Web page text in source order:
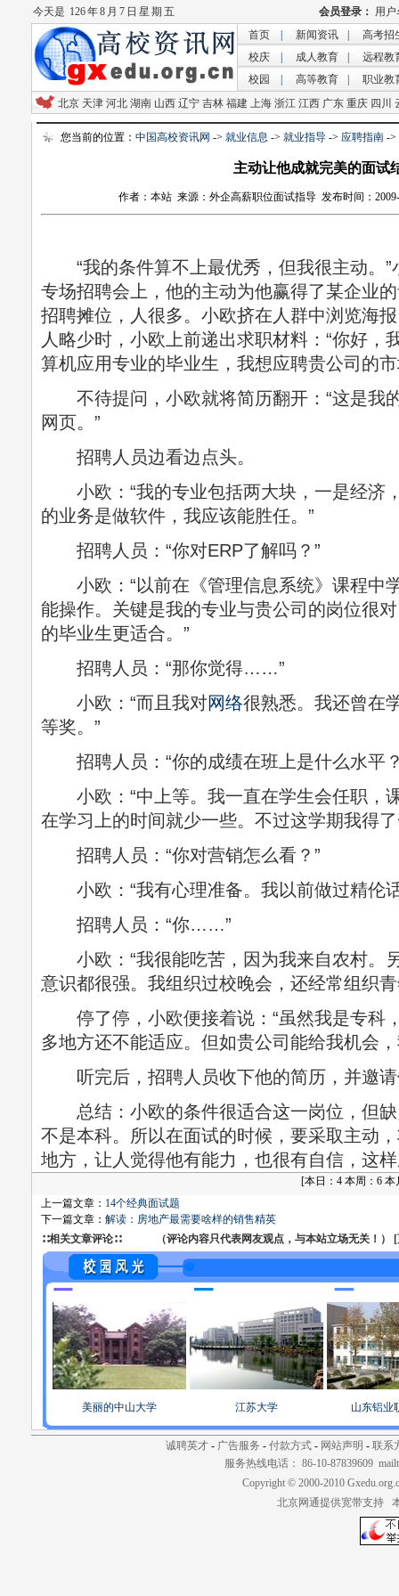
今天是 126 年 8 月 7 日 星 期 五
首页
新闻资讯
高考招
校庆
成人教育
远程教
校园
高等教育
职业教
北京 天津 河北 湖南 山西 辽宁 吉林 福建 上海 浙江 江西 广东 重庆 四川
您当前的位置： 中国高校资讯网 -> 就业信息 -> 就业指导 -> 应聘指南 ->
主动让他成就完美的面试
作者：本站 来源：外企高薪职位面试指导 发布时间：
“我的条件算不上最优秀，但我很主动。”
专场招聘会上，他的主动为他赢得了某企业
招聘摊位，人很多。小欧挤在人群中浏览海
人略少时，小欧上前递出求职材料：“你好，
算机应用专业的毕业生，我想应聘贵公司的
不待提问，小欧就将简历翻开：“这是我
网页。”
招聘人员边看边点头。
小欧：“我的专业包括两大块，一是经济
的业务是做软件，我应该能胜任。”
招聘人员：“你对ERP了解吗？”
小欧：“以前在《管理信息系统》课程中
能操作。关键是我的专业与贵公司的岗位很
的毕业生更适合。”
招聘人员：“那你觉得……”
小欧：“而且我对网络很熟悉。我还曾在
等奖。”
招聘人员：“你的成绩在班上是什么水平
小欧：“中上等。我一直在学生会任职，
在学习上的时间就少一些。不过这学期我得
招聘人员：“你对营销怎么看？”
小欧：“我有心理准备。我以前做过精伦
招聘人员：“你……”
小欧：“我很能吃苦，因为我来自农村。
意识都很强。我组织过校晚会，还经常组织
停了停，小欧便接着说：“虽然我是专科
多地方还不能适应。但如贵公司能给我机会
听完后，招聘人员收下他的简历，并邀请
总结：小欧的条件很适合这一岗位，但缺
不是本科。所以在面试的时候，要采取主动
地方，让人觉得他有能力，也很有自信，这
[本日：4 本周：6
上一篇文章： 14个经典面试题
下一篇文章： 解读：房地产最需要啥样的销售精英
∷相关文章评论∷ （评论内容只代表网友观点，与本站立场无关！） [
美丽的中山大学 江苏大学 山东铝业
诚聘英才- 广告服务 - 付款方式- 网站声明 - 联系
服务热线电话： 86-10-87839609
Copyright © 2000-2010
北京网通提供宽带支持